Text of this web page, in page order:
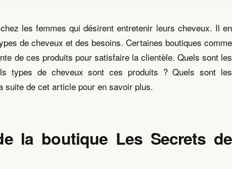
les femmes qui désirent entretenir leurs cheveux. Il en
de cheveux et des besoins. Certaines boutiques comme
de ces produits pour satisfaire la clientèle. Quels sont les
types de cheveux sont ces produits ? Quels sont les
suite de cet article pour en savoir plus.
la boutique Les Secrets de